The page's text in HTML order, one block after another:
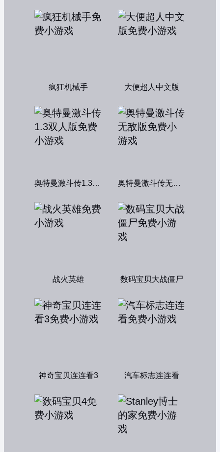
疯狂机械手 大便超人中文版
奥特曼激斗传1.3双人版 奥特曼激斗传无敌版
战火英雄 数码宝贝大战僵尸
神奇宝贝连连看3 汽车标志连连看